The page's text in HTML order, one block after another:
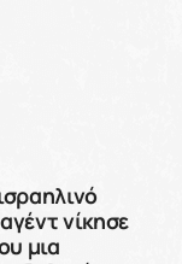
νίκησε
μια